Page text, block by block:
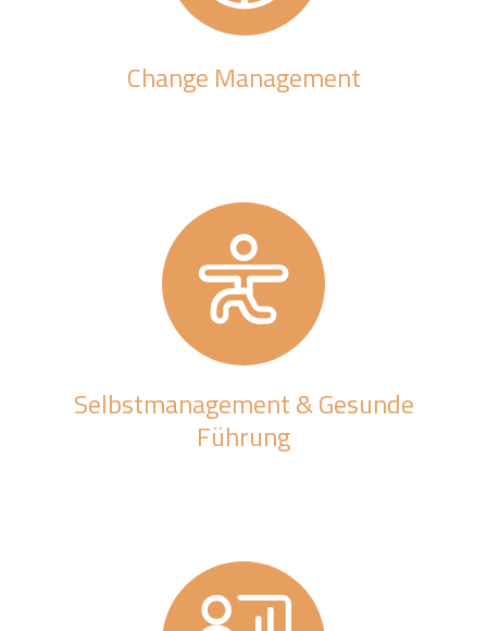
Change Management
Selbstmanagement & Gesunde
Führung